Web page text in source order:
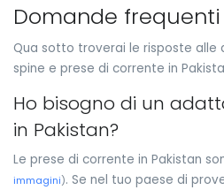
Domande frequenti
Qua sotto troverai le risposte alle
spine e prese di corrente in
Ho bisogno di un
in Pakistan?
Le prese di corrente in Pakistan
immagini). Se nel tuo paese di